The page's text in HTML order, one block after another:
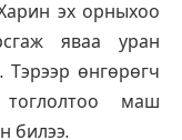
эх орныхоо
яваа уран
Тэрээр өнгөрөгч
маш
билээ.